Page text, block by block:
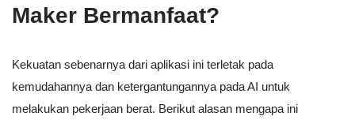
Maker Bermanfaat?
Kekuatan sebenarnya dari aplikasi ini terletak pada
kemudahannya dan ketergantungannya pada AI untuk
melakukan pekerjaan berat. Berikut alasan mengapa ini